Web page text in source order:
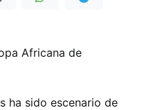
Africana de
ha sido escenario de